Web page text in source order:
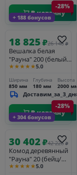
В корзину
+ 188 бонусов
-28%
18 825₽26 146 ₽
Вешалка белая
"Рауна" 200 (белый
воск УКВ)
★★★★★5.0
Ширина
850 мм
Глубина
180 мм
Высота
2000 мм
Доставим_за_3_дня
В корзину
+ 304 бонусов
-28%
30 402₽42 226 ₽
Комод деревянный
"Рауна" 20 (бейц/
масло)
★★★★★5.0